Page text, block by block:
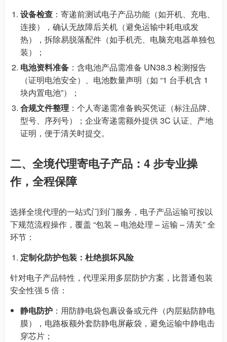
设备检查 ：寄递前测试电子产品功能（如开机、充电、
连接），确认无故障后关机（避免运输中耗电或发
热），拆除易脱落配件（如手机壳、电脑充电器单独包
装）；
电池资料准备 ：含电池产品需准备 UN38.3 检测报告
（证明电池安全）、电池数量声明（如 “1 台手机含 1
块内置电池”）；
合规文件整理 ：个人寄递需准备购买凭证（标注品牌、
型号、序列号）；企业寄递需额外提供 3C 认证、产地
证明，便于清关时提交。
二、全境代理寄电子产品：4 步专业操
作，全程保障
选择全境代理的一站式门到门服务，电子产品运输可按以
下规范流程操作，覆盖 “包装 – 电池处理 – 运输 – 清关” 全
环节：
定制化防护包装：杜绝损坏风险
针对电子产品特性，代理采用多层防护方案，比普通包装
安全性强 5 倍：
静电防护 ：用防静电袋包裹设备或元件（内层贴防静电
膜），电路板额外套防静电屏蔽袋，避免运输中静电击
穿芯片；